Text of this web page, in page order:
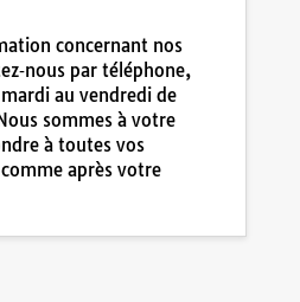
concernant nos
par téléphone,
au vendredi de
sommes à votre
à toutes vos
après votre